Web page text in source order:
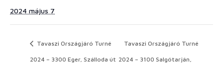
2024 május 7
Tavaszi Országjáró Turné
2024 – 3300 Eger, Szálloda út
Tavaszi Országjáró Turné
2024 – 3100 Salgótarján,